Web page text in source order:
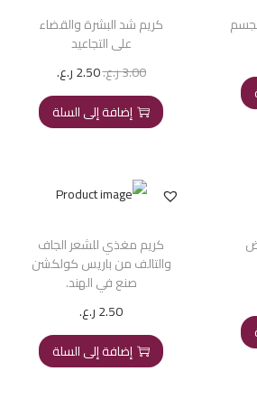
كريم شد البشرة والقضاء
على التجاعيد
3.00ر.ع.2.50ر.ع.
إضافة إلى السلة
كريم مغذي للشعر الجاف
والتالف من باريس كولكشن
صنع في الهند.
2.50ر.ع.
إضافة إلى السلة